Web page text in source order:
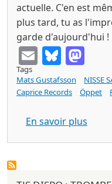
actuelle. C'en est
plus tard, tu as
garde d'aujourd'hui !
Email
Tags
Mats Gustafsson
NISSE
Caprice Records
Öppet
En savoir plus